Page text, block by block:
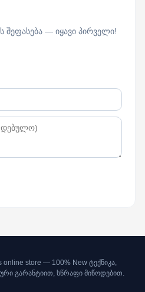
შეფასება — იყავი პირველი!
online store — 100% New ტექნიკა,
გარანტიით, სწრაფი მიწოდებით.